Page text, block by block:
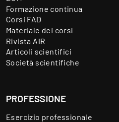
Formazione continua
Corsi FAD
Materiale dei corsi
Rivista AIR
Articoli scientifici
Società scientifiche
PROFESSIONE
Esercizio professionale